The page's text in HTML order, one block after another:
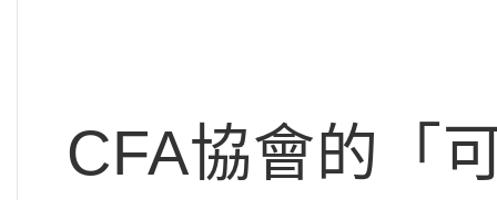
CFA協會的「